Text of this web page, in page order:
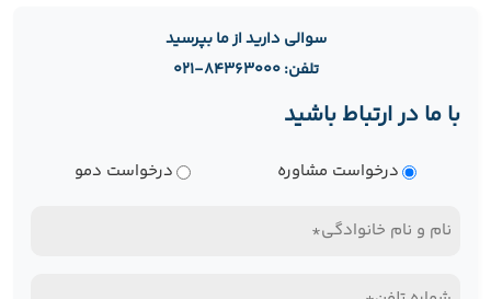
سوالی دارید از ما بپرسید
تلفن: ۸۴۳۶۳۰۰۰-۰۲۱
با ما در ارتباط باشید
درخواست مشاوره درخواست دمو
نام
نام
تلفن